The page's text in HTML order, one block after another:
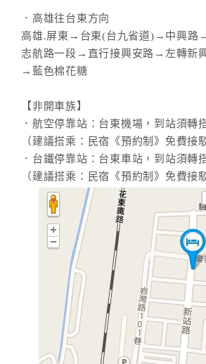
．高雄往台東方向
高雄.屏東→台東(台九省道)→中興路
志航路一段→直行接興安路→左轉新
→藍色棉花糖
【非開車族】
．航空停靠站：台東機場，到站須轉
（建議搭乘：民宿《預約制》免費接
．台鐵停靠站：台東車站，到站須轉
（建議搭乘：民宿《預約制》免費接